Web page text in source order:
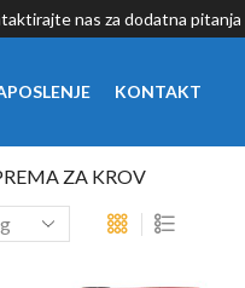
nas za dodatna pitanja
KONTAKT
ZA KROV